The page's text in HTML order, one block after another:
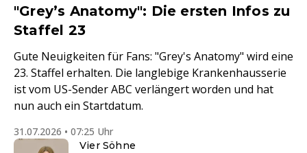
"Grey’s Anatomy": Die ersten Infos zu
Staffel 23
Gute Neuigkeiten für Fans: "Grey's Anatomy" wird eine
23. Staffel erhalten. Die langlebige Krankenhausserie
ist vom US-Sender ABC verlängert worden und hat
nun auch ein Startdatum.
31.07.2026 • 07:25 Uhr
Vier Söhne